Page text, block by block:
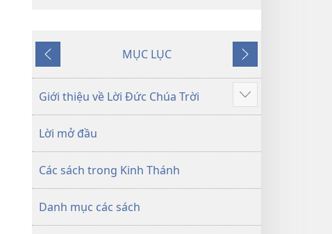
các
liệu
điện
Thánh
—
Bản
dịch
Thế
các
thu
âm
—
Bản
dịch
Giới
Trước
MỤC LỤC
Tiếp
theo
Giới thiệu về Lời Đức Chúa Trời
Hiển
thị
Lời mở đầu
Các sách trong Kinh Thánh
Danh mục các sách